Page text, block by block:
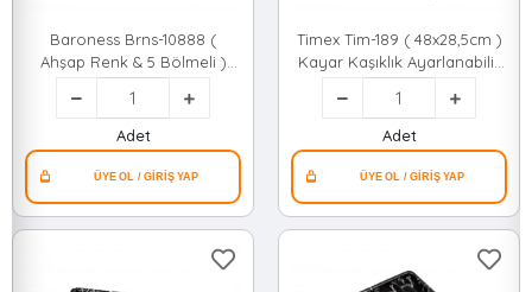
Baroness Brns-10888 (
Ahşap Renk & 5 Bölmeli )
Çekmece İçi Kaşıklık
36x29cm*24
Adet
Timex Tim-189 ( 48x28,5cm )
Kayar Kaşıklık Ayarlanabilir
Çekmece İçi*24
Adet